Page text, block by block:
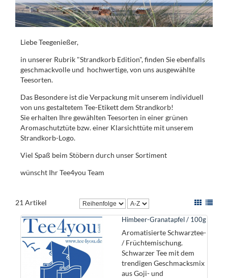
Liebe Teegenießer,
in unserer Rubrik "Strandkorb Edition", finden Sie ebenfalls
geschmackvolle und hochwertige, von uns ausgewählte
Teesorten.
Das Besondere ist die Verpackung mit unserem individuell
von uns gestaltetem Tee-Etikett dem Strandkorb!
Sie erhalten Ihre gewählten Teesorten in einer grünen
Aromaschutztüte bzw. einer Klarsichttüte mit unserem
Strandkorb-Logo.
Viel Spaß beim Stöbern durch unser Sortiment
wünscht Ihr Tee4you Team
21 Artikel
Himbeer-Granatapfel / 100g
Aromatisierte Schwarztee-
/ Früchtemischung.
Schwarzer Tee mit dem
trendigen Geschmacksmix
aus Goji- und